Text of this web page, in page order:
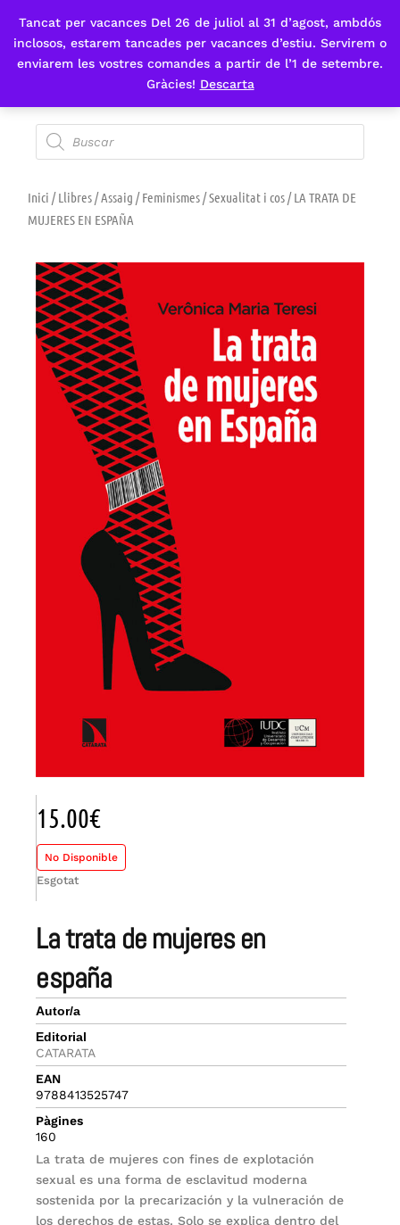
Tancat per vacances Del 26 de juliol al 31 d’agost, ambdós
inclosos, estarem tancades per vacances d’estiu. Servirem o
enviarem les vostres comandes a partir de l’1 de setembre.
Gràcies! Descarta
Fes-te'n sòcia
Inici /Llibres/Assaig /Feminismes/Sexualitat i cos/ LA TRATA DE
MUJERES EN ESPAÑA
la trata de mujeres en
españa
Autor/a
Editorial
CATARATA
EAN
9788413525747
Pàgines
160
La trata de mujeres con fines de explotación
sexual es una forma de esclavitud moderna
sostenida por la precarización y la vulneración de
los derechos de estas. Solo se explica dentro del
15.00€
No Disponible
Esgotat